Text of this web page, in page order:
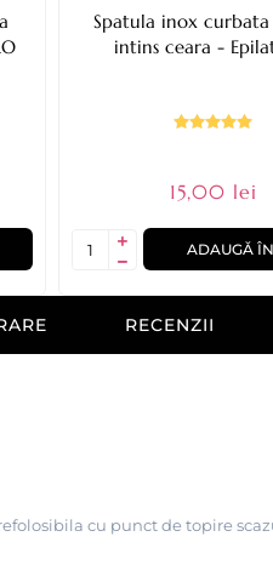
Spatula inox
intins ceara -
15,00 lei
ADAUGĂ
RECENZII
cu punct de topire